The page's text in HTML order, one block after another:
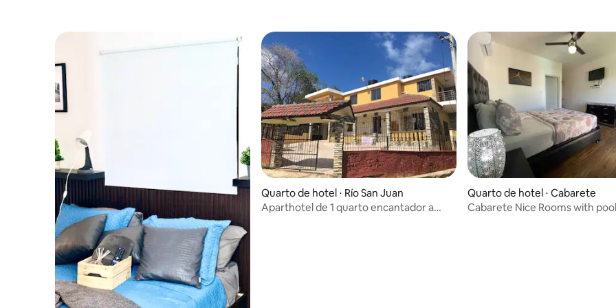
Quarto de hotel ⋅ Río San Juan
Aparthotel de 1 quarto encantador a
Quarto de hotel ⋅ Cabarete
Cabarete Nice Rooms with pool